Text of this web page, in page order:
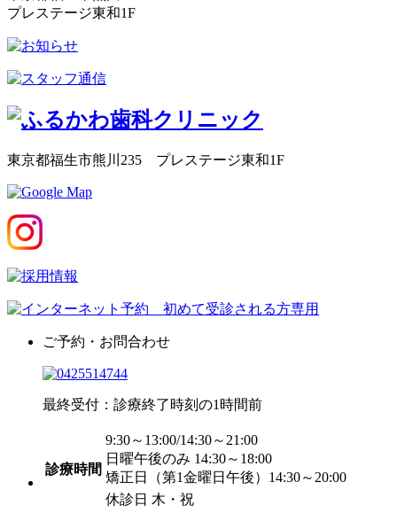
プレステージ東和1F
東京都福生市熊川235 プレステージ東和1F
ご予約・お問合わせ
最終受付：診療終了時刻の1時間前
診療時間
9:30～13:00/14:30～21:00
日曜午後のみ 14:30～18:00
矯正日（第1金曜日午後）14:30～20:00
休診日 木・祝